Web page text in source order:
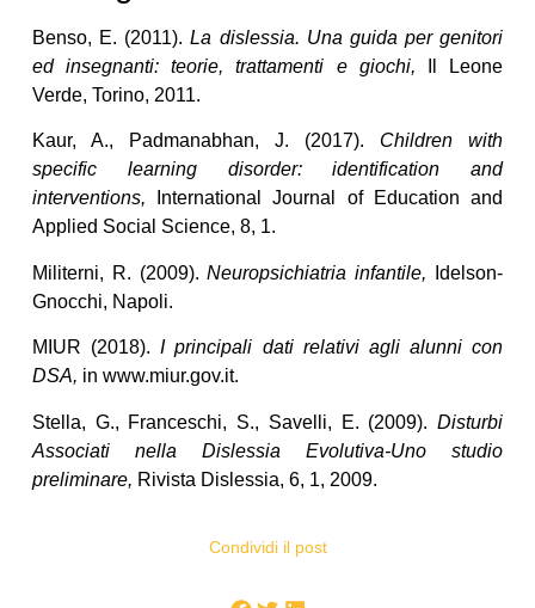
Benso, E. (2011).La dislessia. Una guida per genitori
ed insegnanti: teorie, trattamenti e giochi,
Il Leone
Verde, Torino, 2011.
Kaur, A., Padmanabhan, J. (2017). Children with
specific learning disorder: identification and
interventions,
International Journal of Education and
Applied Social Science, 8, 1.
Militerni, R. (2009).Neuropsichiatria infantile,
Idelson-
Gnocchi, Napoli.
MIUR (2018).I principali dati relativi agli alunni con
DSA, in www.miur.gov.it.
Stella, G., Franceschi, S., Savelli, E. (2009).Disturbi
Associati nella Dislessia Evolutiva-Uno studio
preliminare, Rivista Dislessia, 6, 1, 2009.
Condividi il post